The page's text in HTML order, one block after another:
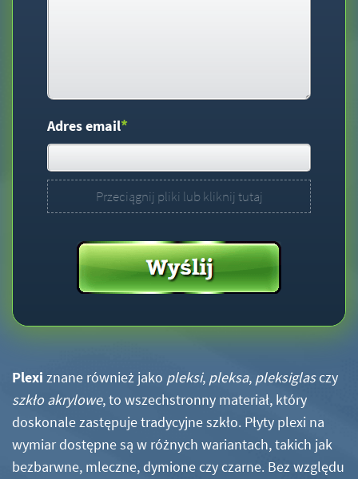
Adres email*
Przeciągnij pliki lub kliknij tutaj
Plexi znane również jako pleksi, pleksa, pleksiglasczy
szkło akrylowe, to wszechstronny materiał, który
doskonale zastępuje tradycyjne szkło. Płyty plexi na
wymiar dostępne są w różnych wariantach, takich jak
bezbarwne, mleczne, dymione czy czarne. Bez względu